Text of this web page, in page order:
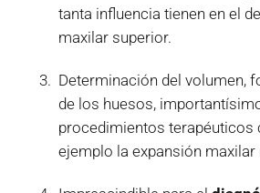
tanta influencia tienen en el
maxilar superior.
Determinación del volumen,
de los huesos,
procedimientos terapéuticos
ejemplo la expansión maxilar